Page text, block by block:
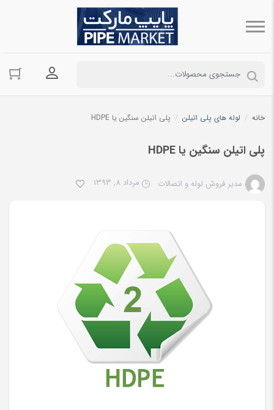
ورود به
خانه / لوله های پلی اتیلن / پلی اتیلن سنگین یا HDPE
پلی اتیلن سنگین یا HDPE
مدیر فروش لوله و اتصالات مرداد 8, 1393